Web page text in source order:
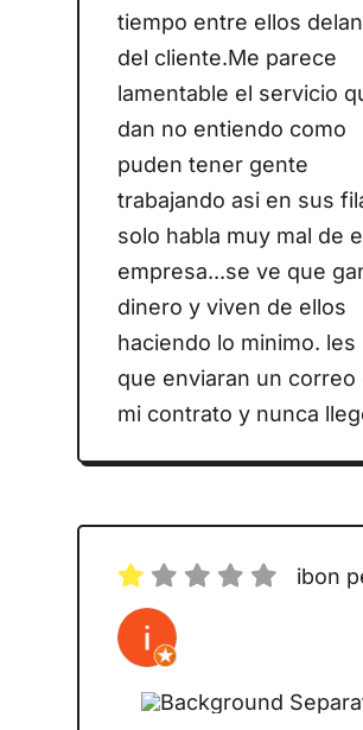
tiempo entre ellos
del cliente.Me parece
lamentable el servicio
dan no entiendo como
puden tener gente
trabajando asi en sus
solo habla muy mal de
empresa...se ve que
dinero y viven de ellos
haciendo lo minimo. les
que enviaran un correo
mi contrato y nunca
ibon